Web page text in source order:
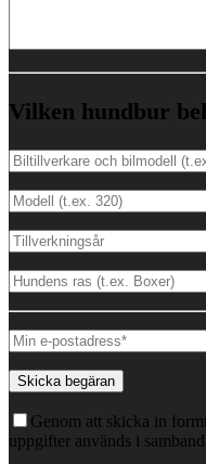
Vilken hundbur
Genom att skicka in
uppgifter används i